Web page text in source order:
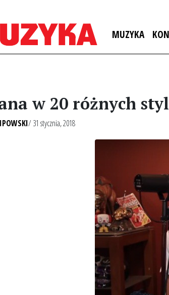
MUZYKA
w 20 różnych
/ 31 stycznia, 2018